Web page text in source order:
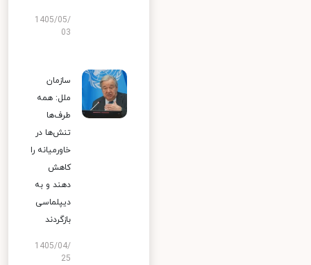
1405/05/
03
سازمان
ملل: همه
طرف‌ها
تنش‌ها در
خاورمیانه را
کاهش
دهند و به
دیپلماسی
بازگردند
1405/04/
25